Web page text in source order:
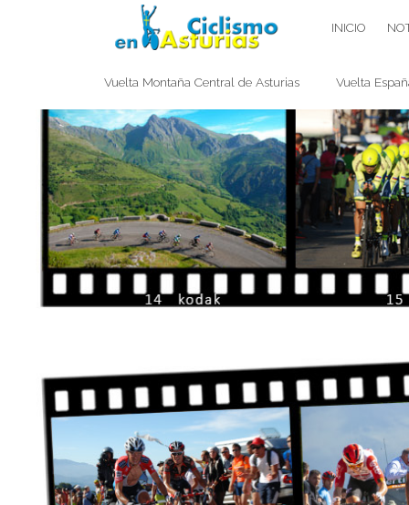
CICLISMO EN ASTURIAS INICIO
Vuelta Montaña Central de Asturias Vuelta